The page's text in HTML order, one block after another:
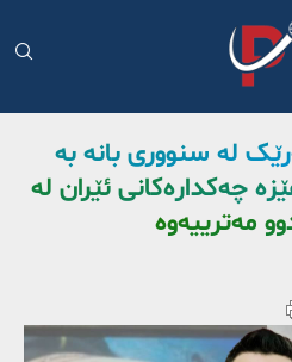
لە سنووری بانە بە
چەکدارەکانی ئێران لە
مەترییەوە